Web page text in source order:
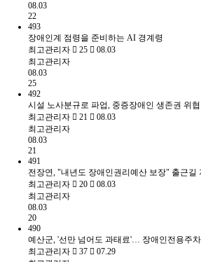
08.03
22
493
장애인계 점령을 준비하는 AI 경계령
최고관리자
25
08.03
최고관리자
08.03
25
492
시설 노사분규로 파업, 중증장애인 생존권 위
최고관리자
21
08.03
최고관리자
08.03
21
491
전장연, "내년도 장애인권리예산 보장" 출근
최고관리자
20
08.03
최고관리자
08.03
20
490
예산군, '선만 넘어도 과태료'… 장애인전용주
최고관리자
37
07.29